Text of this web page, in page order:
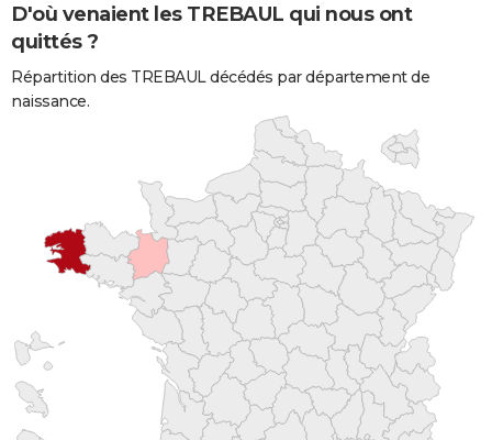
D'où venaient les TREBAUL qui nous ont
quittés ?
Répartition des TREBAUL décédés par département de
naissance.